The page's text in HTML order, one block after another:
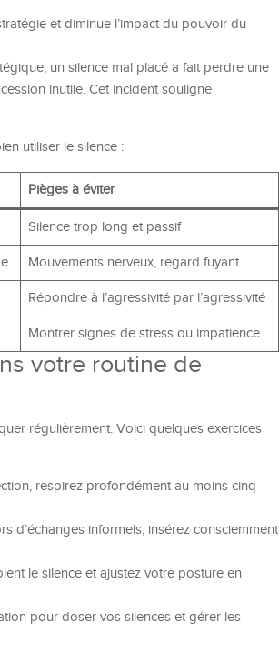
et diminue l’impact du pouvoir du
un silence mal placé a fait perdre une
inutile. Cet incident souligne
utiliser le silence :
Pièges à éviter
Silence trop long et passif
Mouvements nerveux, regard fuyant
Répondre à l’agressivité par l’agressivité
Montrer signes de stress ou impatience
votre routine de
régulièrement. Voici quelques exercices
respirez profondément au moins cinq
d’échanges informels, insérez consciemment
le silence et ajustez votre posture en
pour doser vos silences et gérer les